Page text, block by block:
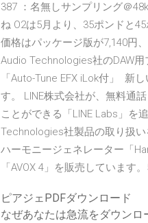
387 ：名無しサンプリング＠
ね O2は5月より、35ポンドと
価格はパッケージ版が7,140円
Audio Technologies社のDAW
「Auto-Tune EFX iLok付」 新
す。 LINE株式会社が、無料通
ことができる「LINE Labs」を
Technologies社製品の取り扱い
ハーモニージェネレーター「
「AVOX 4」を販売しています
ピアジェPDFダウンロード
なぜあなたは急流をダウンロ